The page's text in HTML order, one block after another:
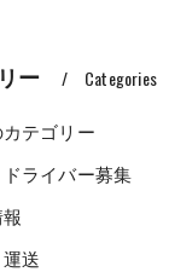
ー Categories
テゴリー
ライバー募集
送